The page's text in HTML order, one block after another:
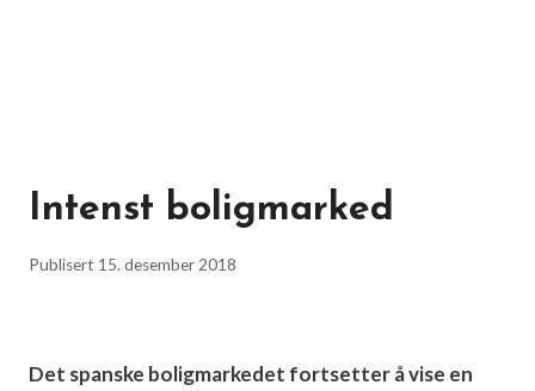
Intenst boligmarked
Publisert 15. desember 2018
Det spanske boligmarkedet fortsetter å vise en